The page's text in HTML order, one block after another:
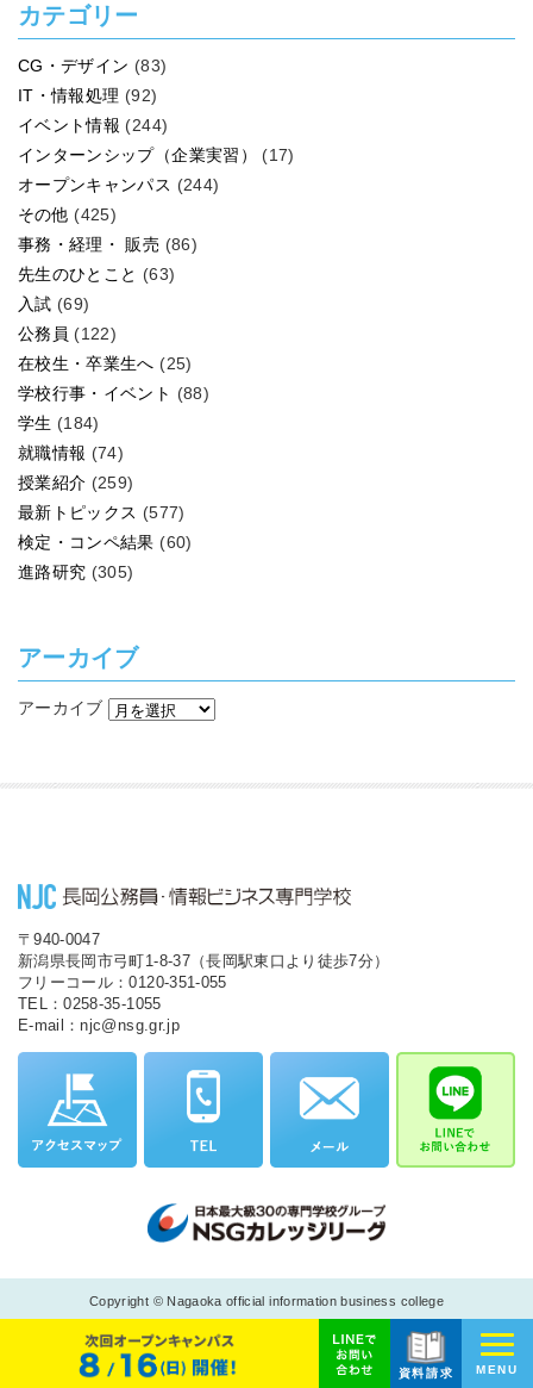
カテゴリー
CG・デザイン (83)
IT・情報処理 (92)
イベント情報 (244)
インターンシップ（企業実習）
(17)
オープンキャンパス (244)
その他 (425)
事務・経理・ 販売 (86)
先生のひとこと (63)
入試 (69)
公務員 (122)
在校生・卒業生へ (25)
学校行事・イベント (88)
学生 (184)
就職情報 (74)
授業紹介 (259)
最新トピックス (577)
検定・コンペ結果 (60)
進路研究 (305)
アーカイブ
アーカイブ
〒940-0047
新潟県長岡市弓町1-8-37（長岡駅東口より徒歩7分）
フリーコール：0120-351-055
TEL：0258-35-1055
E-mail：njc@nsg.gr.jp
Copyright © Nagaoka official information business college
資料請求 MENU